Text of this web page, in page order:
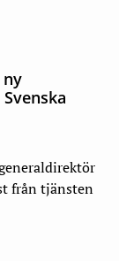
ny
från tjänsten